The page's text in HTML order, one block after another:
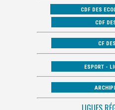
CDF DES
CDF
CF
ESPORT -